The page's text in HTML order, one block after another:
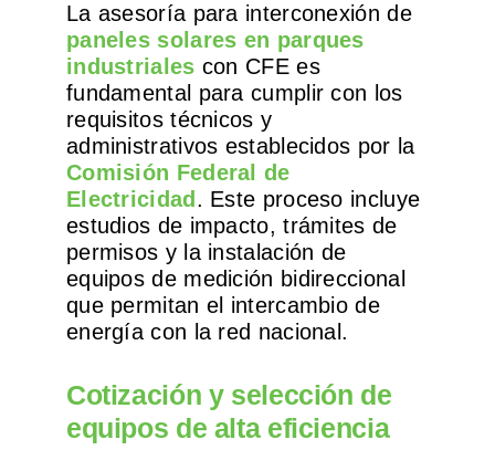
La asesoría para interconexión de
paneles solares en parques
industriales con CFE es
fundamental para cumplir con los
requisitos técnicos y
administrativos establecidos por la
Comisión Federal de
Electricidad . Este proceso incluye
estudios de impacto, trámites de
permisos y la instalación de
equipos de medición bidireccional
que permitan el intercambio de
energía con la red nacional.
Cotización y selección de
equipos de alta eficiencia